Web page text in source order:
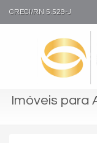
CRECI/RN 5.529-J
Imóveis para